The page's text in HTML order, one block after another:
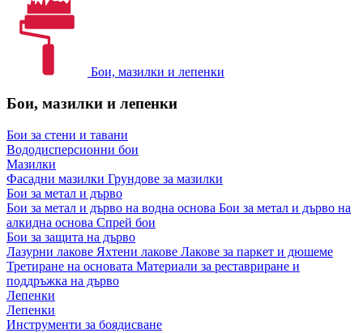
Бои, мазилки и лепенки
Бои, мазилки и лепенки
Бои за стени и тавани
Вододисперсионни бои
Мазилки
Фасадни мазилки Грундове за мазилки
Бои за метал и дърво
Бои за метал и дърво на водна основа Бои за метал и дърво на
алкидна основа Спрей бои
Бои за защита на дърво
Лазурни лакове Яхтени лакове Лакове за паркет и дюшеме
Третиране на основата Материали за реставриране и
поддръжка на дърво
Лепенки
Лепенки
Инструменти за боядисване